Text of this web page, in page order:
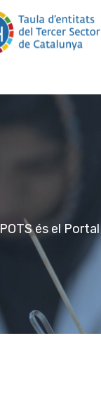
POTS és el